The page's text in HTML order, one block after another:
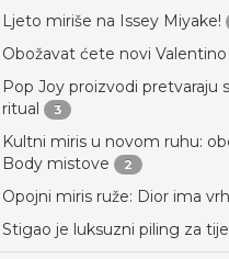
Ljeto miriše na Issey Miyake!
Obožavat ćete novi
Pop Joy proizvodi pretvaraju
ritual
3
Kultni miris u novom ruhu:
Body mistove
2
Opojni miris ruže: Dior ima
Stigao je luksuzni piling za